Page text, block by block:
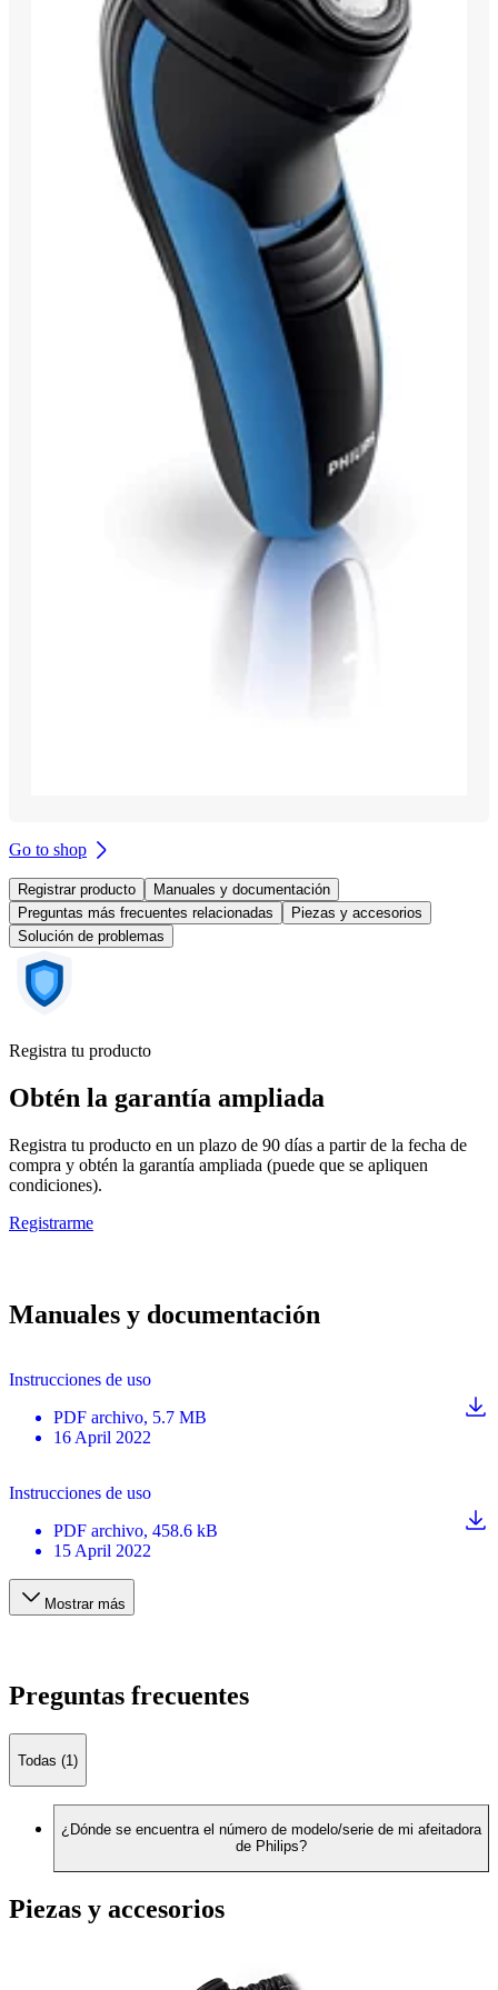
Go to shop
Registrar producto
Manuales y documentación
Preguntas más frecuentes relacionadas
Piezas y accesorios
Solución de problemas
Registra tu producto
Obtén la garantía ampliada
Registra tu producto en un plazo de 90 días a partir de la fecha de
compra y obtén la garantía ampliada (puede que se apliquen
condiciones).
Registrarme
Manuales y documentación
Instrucciones de uso
PDF archivo, 5.7 MB
16 April 2022
Instrucciones de uso
PDF archivo, 458.6 kB
15 April 2022
Mostrar más
Preguntas frecuentes
Todas (1)
¿Dónde se encuentra el número de modelo/serie de mi afeitadora
de Philips?
Piezas y accesorios